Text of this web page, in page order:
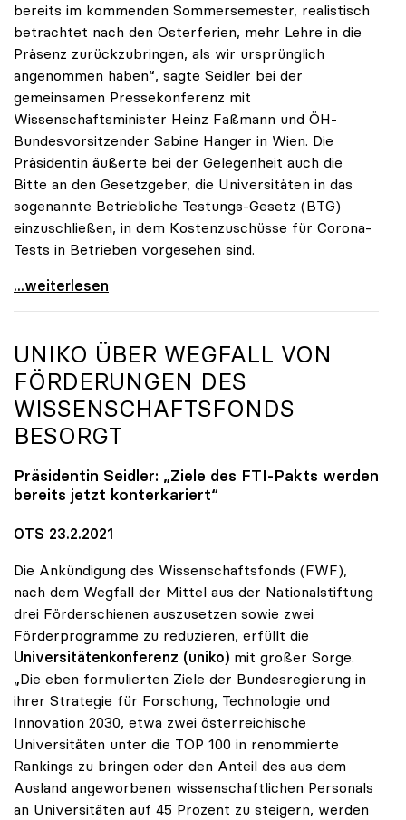
bereits im kommenden Sommersemester, realistisch
betrachtet nach den Osterferien, mehr Lehre in die
Präsenz zurückzubringen, als wir ursprünglich
angenommen haben“, sagte Seidler bei der
gemeinsamen Pressekonferenz mit
Wissenschaftsminister Heinz Faßmann und ÖH-
Bundesvorsitzender Sabine Hanger in Wien. Die
Präsidentin äußerte bei der Gelegenheit auch die
Bitte an den Gesetzgeber, die Universitäten in das
sogenannte Betriebliche Testungs-Gesetz (BTG)
einzuschließen, in dem Kostenzuschüsse für Corona-
Tests in Betrieben vorgesehen sind.
uniko begrüßt Spielraum durch Testmöglichkeiten
...weiterlesen
UNIKO ÜBER WEGFALL VON
FÖRDERUNGEN DES
WISSENSCHAFTSFONDS
BESORGT
Präsidentin Seidler: „Ziele des FTI-Pakts werden
bereits jetzt konterkariert“
OTS 23.2.2021
Die Ankündigung des Wissenschaftsfonds (FWF),
nach dem Wegfall der Mittel aus der Nationalstiftung
drei Förderschienen auszusetzen sowie zwei
Förderprogramme zu reduzieren, erfüllt die
Universitätenkonferenz (uniko) mit großer Sorge.
„Die eben formulierten Ziele der Bundesregierung in
ihrer Strategie für Forschung, Technologie und
Innovation 2030, etwa zwei österreichische
Universitäten unter die TOP 100 in renommierte
Rankings zu bringen oder den Anteil des aus dem
Ausland angeworbenen wissenschaftlichen Personals
an Universitäten auf 45 Prozent zu steigern, werden